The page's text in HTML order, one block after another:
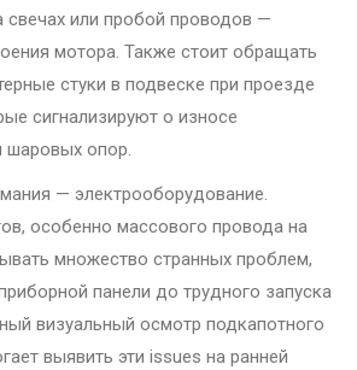
свечах или пробой проводов —
мотора. Также стоит обращать
стуки в подвеске при проезде
сигнализируют о износе
шаровых опор.
— электрооборудование.
особенно массового провода на
множество странных проблем,
панели до трудного запуска
визуальный осмотр подкапотного
выявить эти issues на ранней